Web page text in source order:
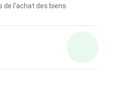
l’achat des biens